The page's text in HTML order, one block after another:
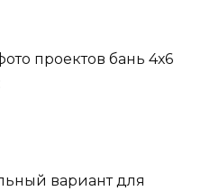
проектов бань 4х6
вариант для